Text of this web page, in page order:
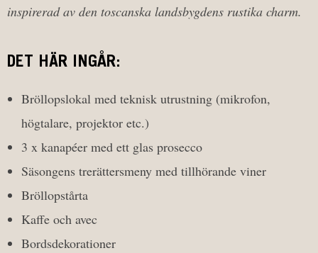
inspirerad av den toscanska landsbygdens rustika charm.
DET HÄR INGÅR:
Bröllopslokal med teknisk utrustning (mikrofon,
högtalare, projektor etc.)
3 x kanapéer med ett glas prosecco
Säsongens trerättersmeny med tillhörande viner
Bröllopstårta
Kaffe och avec
Bordsdekorationer